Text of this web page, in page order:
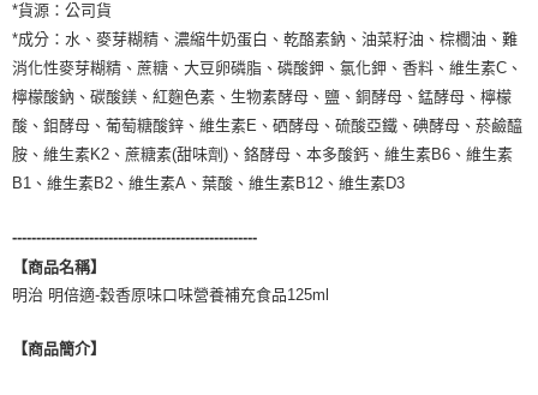
１．於結帳方式選擇「AFTEE先享後付」後，將跳轉至「AFTEE先享後付」
結帳頁面，進行簡訊認證並確認金額後，即可完成結帳。
２．訂單成立數日內，您將收到繳費通知簡訊。
ATM／網路銀行／等多元方式進行付款，方視為交易完成。
※ 請注意：結帳手續完成當下不需立刻繳費，但若您需要取消訂單，請聯絡
購買商品的店家。未經商家同意取消之訂單仍視為有效，需透過AFTEE先享
是否繳費成功／繳費後需取消欲退款等相關疑問，請聯繫「AFTEE先享後付
客戶支援中心」
【注意事項】
易，需依本服務之必要範圍內提供個人資料，並將交易相關給付款項請求債
每筆NT$80，滿NT$600(含以上)免運費
付款後門市自取
免運費
*貨源：公司貨
*成分：水、麥芽糊精、濃縮牛奶蛋白、乾酪素鈉、油菜籽油、棕櫚油、難
消化性麥芽糊精、蔗糖、大豆卵磷脂、磷酸鉀、氯化鉀、香料、維生素C、
檸檬酸鈉、碳酸鎂、紅麴色素、生物素酵母、鹽、銅酵母、錳酵母、檸檬
酸、鉬酵母、葡萄糖酸鋅、維生素E、硒酵母、硫酸亞鐵、碘酵母、菸鹼醯
胺、維生素K2、蔗糖素(甜味劑)、鉻酵母、本多酸鈣、維生素B6、維生素
B1、維生素B2、維生素A、葉酸、維生素B12、維生素D3
---------------------------------------------------
【商品名稱】
明治 明倍適-穀香原味口味營養補充食品125ml
【商品簡介】